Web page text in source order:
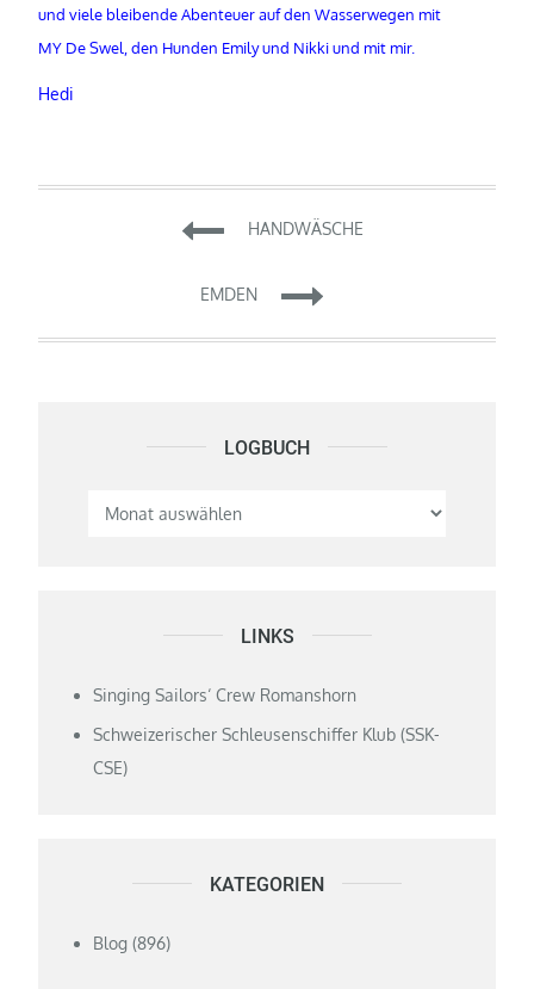
und viele bleibende Abenteuer auf den Wasserwegen mit
MY De Swel, den Hunden Emily und Nikki und mit mir.
Hedi
Beitragsnavigation
HANDWÄSCHE
EMDEN
LOGBUCH Logbuch
LINKS
Singing Sailors‘ Crew Romanshorn
Schweizerischer Schleusenschiffer Klub (SSK-
CSE)
KATEGORIEN
Blog (896)